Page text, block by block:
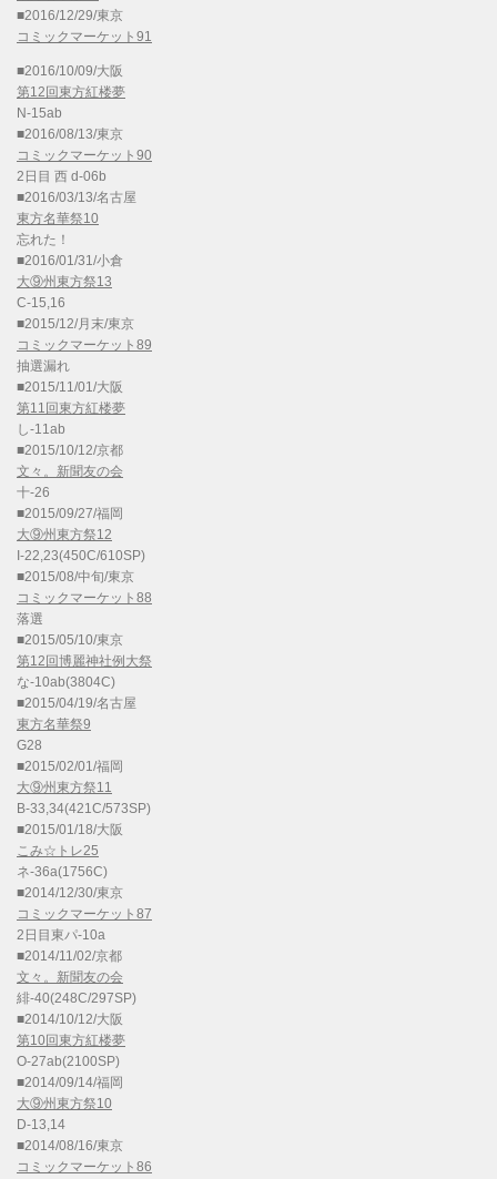
■2016/12/29/東京
コミックマーケット91
■2016/10/09/大阪
第12回東方紅楼夢
N-15ab
■2016/08/13/東京
コミックマーケット90
2日目 西 d-06b
■2016/03/13/名古屋
東方名華祭10
忘れた！
■2016/01/31/小倉
大⑨州東方祭13
C-15,16
■2015/12/月末/東京
コミックマーケット89
抽選漏れ
■2015/11/01/大阪
第11回東方紅楼夢
し-11ab
■2015/10/12/京都
文々。新聞友の会
十-26
■2015/09/27/福岡
大⑨州東方祭12
I-22,23(450C/610SP)
■2015/08/中旬/東京
コミックマーケット88
落選
■2015/05/10/東京
第12回博麗神社例大祭
な-10ab(3804C)
■2015/04/19/名古屋
東方名華祭9
G28
■2015/02/01/福岡
大⑨州東方祭11
B-33,34(421C/573SP)
■2015/01/18/大阪
こみ☆トレ25
ネ-36a(1756C)
■2014/12/30/東京
コミックマーケット87
2日目東パ-10a
■2014/11/02/京都
文々。新聞友の会
緋-40(248C/297SP)
■2014/10/12/大阪
第10回東方紅楼夢
O-27ab(2100SP)
■2014/09/14/福岡
大⑨州東方祭10
D-13,14
■2014/08/16/東京
コミックマーケット86